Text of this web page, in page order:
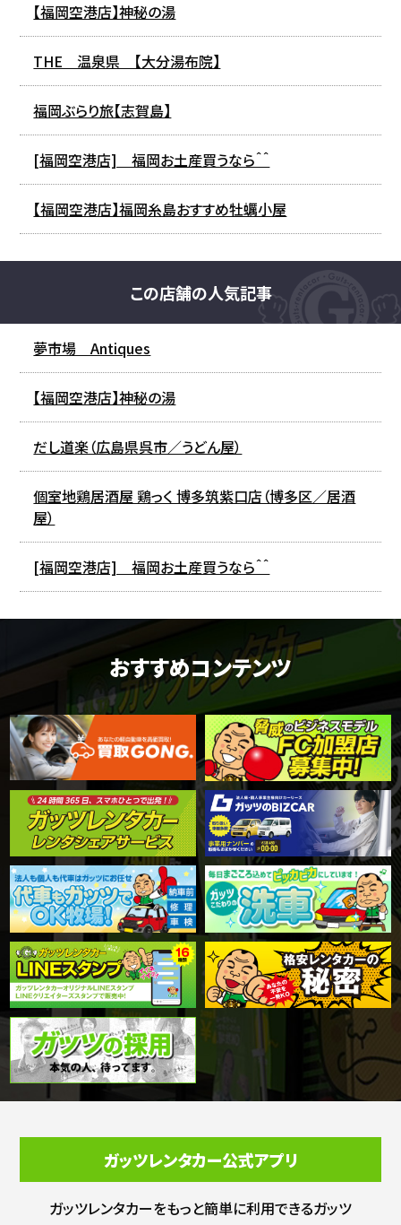
【福岡空港店】神秘の湯
THE 温泉県 【大分湯布院】
福岡ぶらり旅【志賀島】
[福岡空港店] 福岡お土産買うなら＾＾
【福岡空港店】福岡糸島おすすめ牡蠣小屋
この店舗の人気記事
夢市場 Antiques
【福岡空港店】神秘の湯
だし道楽（広島県呉市／うどん屋）
個室地鶏居酒屋 鶏っく 博多筑紫口店（博多区／居酒
屋）
[福岡空港店] 福岡お土産買うなら＾＾
おすすめコンテンツ
ガッツレンタカー公式アプリ
ガッツレンタカーをもっと簡単に利用できるガッツ